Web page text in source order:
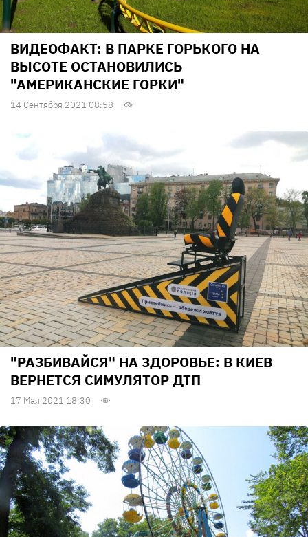
ВИДЕОФАКТ: В ПАРКЕ ГОРЬКОГО НА
ВЫСОТЕ ОСТАНОВИЛИСЬ
"АМЕРИКАНСКИЕ ГОРКИ"
14 Сентября 2021 08:58
"РАЗБИВАЙСЯ" НА ЗДОРОВЬЕ: В КИЕВ
ВЕРНЕТСЯ СИМУЛЯТОР ДТП
17 Мая 2021 18:30